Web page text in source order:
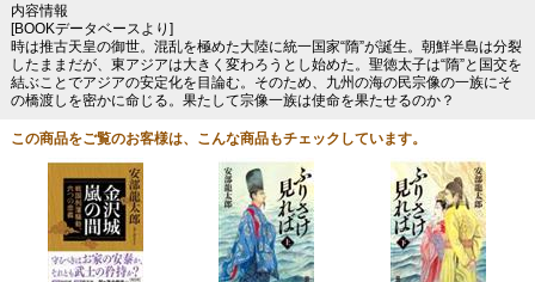
内容情報
[BOOKデータベースより]
時は推古天皇の御世。混乱を極めた大陸に統一国家“隋”が誕生。朝鮮半島は分裂
したままだが、東アジアは大きく変わろうとし始めた。聖徳太子は“隋”と国交を
結ぶことでアジアの安定化を目論む。そのため、九州の海の民宗像の一族にそ
の橋渡しを密かに命じる。果たして宗像一族は使命を果たせるのか？
この商品をご覧のお客様は、こんな商品もチェックしています。